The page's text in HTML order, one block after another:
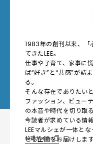
1983年の創刊以来、「
てきたLEE。
仕事や子育て、家事に
ば“好き”と“共感”が詰
る。
そんな存在でありたい
ファッション、ビュー
の本音や時代を切り取
今読者が求めている情
LEEマルシェが一体と
せる企画をお届けしま
公式サイト